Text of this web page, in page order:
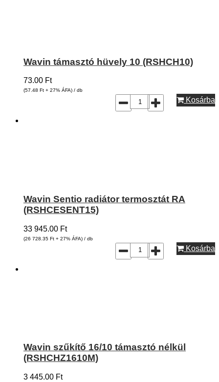
Wavin támasztó hüvely 10 (RSHCH10)
73.00 Ft
(57.48 Ft + 27% ÁFA) / db
Kosárba
Wavin Sentio radiátor termosztát RA
(RSHCESENT15)
33 945.00 Ft
(26 728.35 Ft + 27% ÁFA) / db
Kosárba
Wavin szűkítő 16/10 támasztó nélkül
(RSHCHZ1610M)
3 445.00 Ft